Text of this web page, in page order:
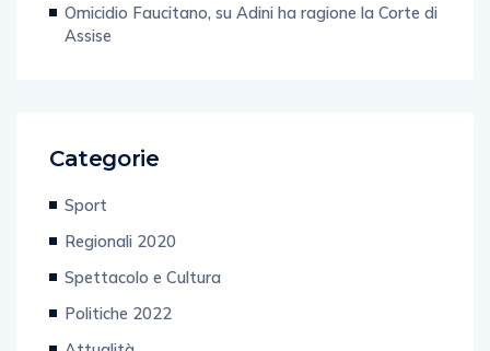
Omicidio Faucitano, su Adini ha ragione la Corte di
Assise
Categorie
Sport
Regionali 2020
Spettacolo e Cultura
Politiche 2022